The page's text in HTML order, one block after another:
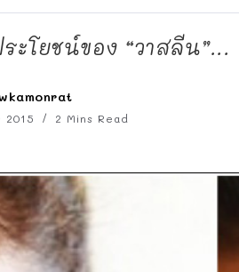
ะโยชน์ของ “วาสลีน”...
2015 2 Mins Read